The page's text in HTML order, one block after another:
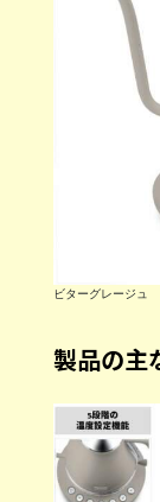
ビターグレージュ
製品の主